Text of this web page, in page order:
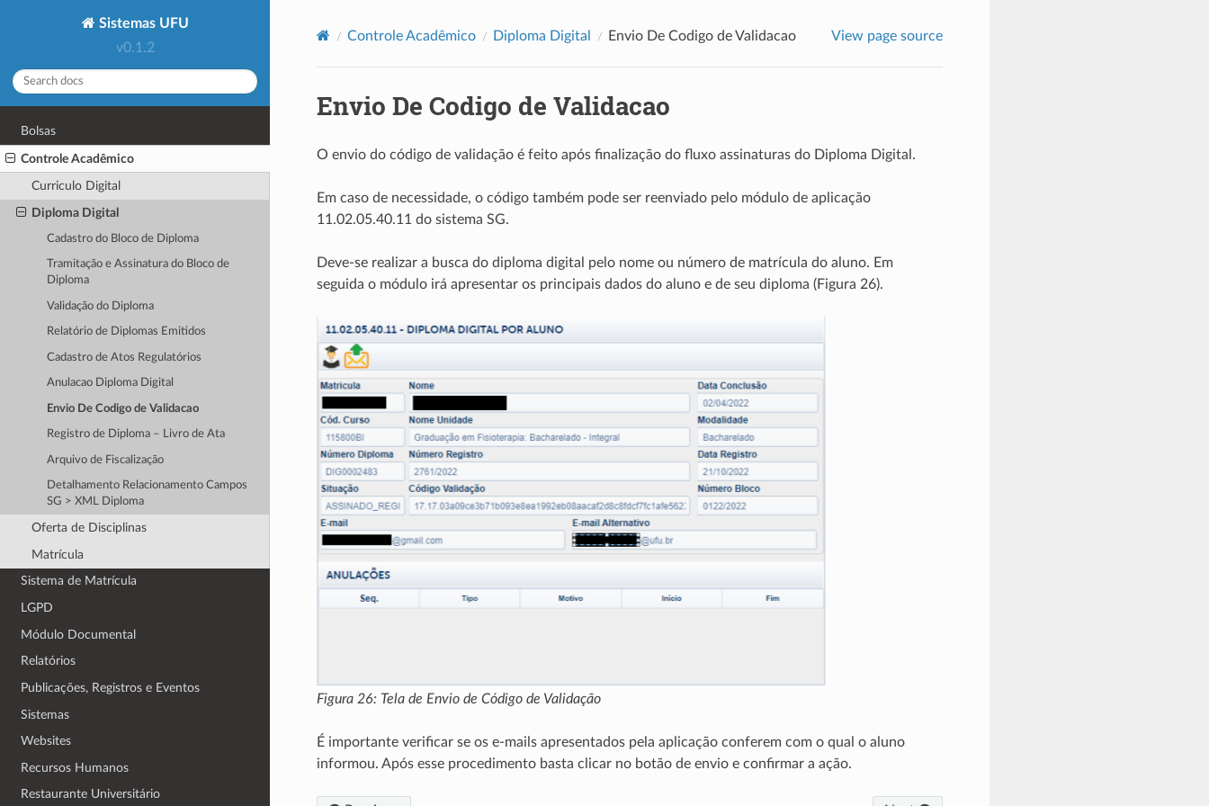
Sistemas UFU
v0.1.2
Bolsas
Controle Acadêmico
Curriculo Digital
Diploma Digital
Cadastro do Bloco de Diploma
Tramitação e Assinatura do Bloco de
Diploma
Validação do Diploma
Relatório de Diplomas Emitidos
Cadastro de Atos Regulatórios
Anulacao Diploma Digital
Envio De Codigo de Validacao
Registro de Diploma – Livro de Ata
Arquivo de Fiscalização
Detalhamento Relacionamento Campos
SG > XML Diploma
Oferta de Disciplinas
Matrícula
Sistema de Matrícula
LGPD
Módulo Documental
Relatórios
Publicações, Registros e Eventos
Sistemas
Websites
Recursos Humanos
Restaurante Universitário
Controle Acadêmico Diploma Digital Envio De Codigo de Validacao View page source
Envio De Codigo de Validacao
O envio do código de validação é feito após finalização do fluxo assinaturas do Diploma Digital.
Em caso de necessidade, o código também pode ser reenviado pelo módulo de aplicação
11.02.05.40.11 do sistema SG.
Deve-se realizar a busca do diploma digital pelo nome ou número de matrícula do aluno. Em
seguida o módulo irá apresentar os principais dados do aluno e de seu diploma (Figura 26).
Figura 26: Tela de Envio de Código de Validação
É importante verificar se os e-mails apresentados pela aplicação conferem com o qual o aluno
informou. Após esse procedimento basta clicar no botão de envio e confirmar a ação.